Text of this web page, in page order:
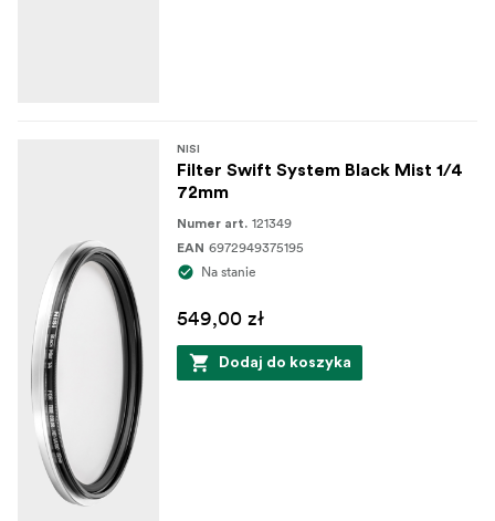
NISI
Filter Swift System Black Mist 1/4
72mm
Numer art. 121349
EAN 6972949375195
Na stanie
549,00 zł
Dodaj do koszyka